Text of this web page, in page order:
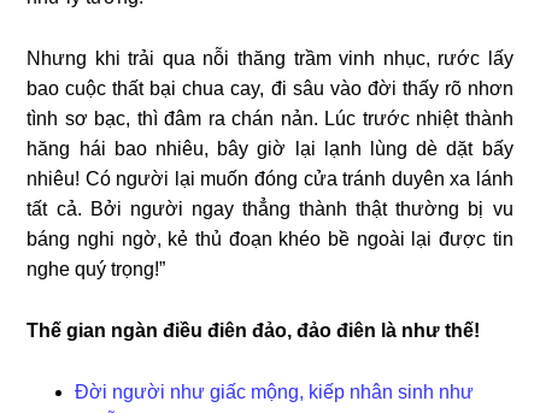
Nhưng khi trải qua nỗi thăng trầm vinh nhục, rước lấy
bao cuộc thất bại chua cay, đi sâu vào đời thấy rõ nhơn
tình sơ bạc, thì đâm ra chán nản. Lúc trước nhiệt thành
hăng hái bao nhiêu, bây giờ lại lạnh lùng dè dặt bấy
nhiêu! Có người lại muốn đóng cửa tránh duyên xa lánh
tất cả. Bởi người ngay thẳng thành thật thường bị vu
báng nghi ngờ, kẻ thủ đoạn khéo bề ngoài lại được tin
nghe quý trọng!”
Thế gian ngàn điều điên đảo, đảo điên là như thế!
Đời người như giấc mộng, kiếp nhân sinh như